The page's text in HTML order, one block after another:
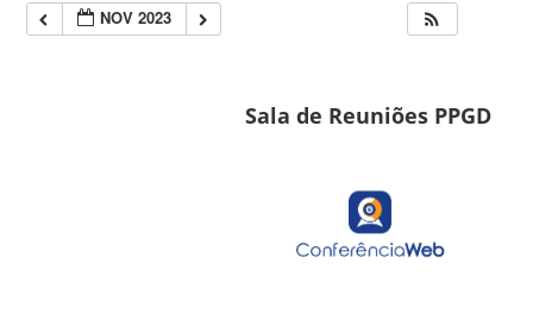
NOV 2023
Sala de Reuniões PPGD